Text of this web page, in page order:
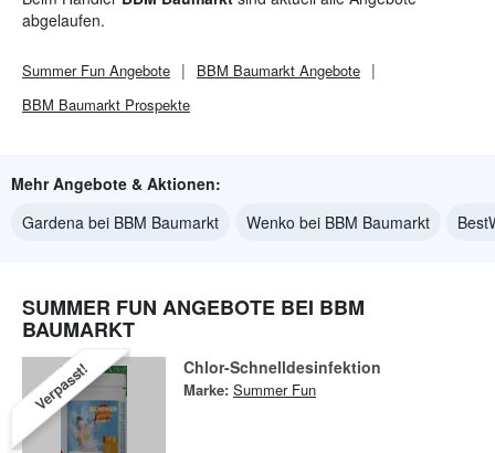
abgelaufen.
Summer Fun Angebote BBM Baumarkt Angebote
BBM Baumarkt Prospekte
Mehr Angebote & Aktionen:
Gardena bei BBM Baumarkt
Wenko bei BBM Baumarkt
SUMMER FUN ANGEBOTE BEI BBM
BAUMARKT
Verpasst! Chlor-Schnelldesinfektion
Marke: Summer Fun